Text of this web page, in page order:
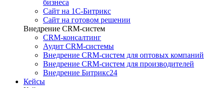
бизнеса
Сайт на 1С-Битрикс
Сайт на готовом решении
Внедрение CRM-систем
CRM-консалтинг
Аудит CRM-системы
Внедрение CRM-систем для оптовых компаний
Внедрение CRM-систем для производителей
Внедрение Битрикс24
Кейсы